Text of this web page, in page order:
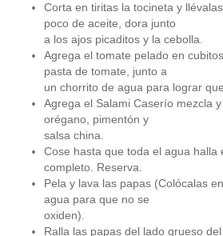
Corta en tiritas la tocineta y
poco de aceite, dora junto
a los ajos picaditos y la cebolla.
Agrega el tomate pelado en
pasta de tomate, junto a
un chorrito de agua para lograr
Agrega el Salami Caserío mezcla
orégano, pimentón y
salsa china.
Cose hasta que toda el agua halla
completo. Reserva.
Pela y lava las papas (Colócalas
agua para que no se
oxiden).
Ralla las papas del lado grueso